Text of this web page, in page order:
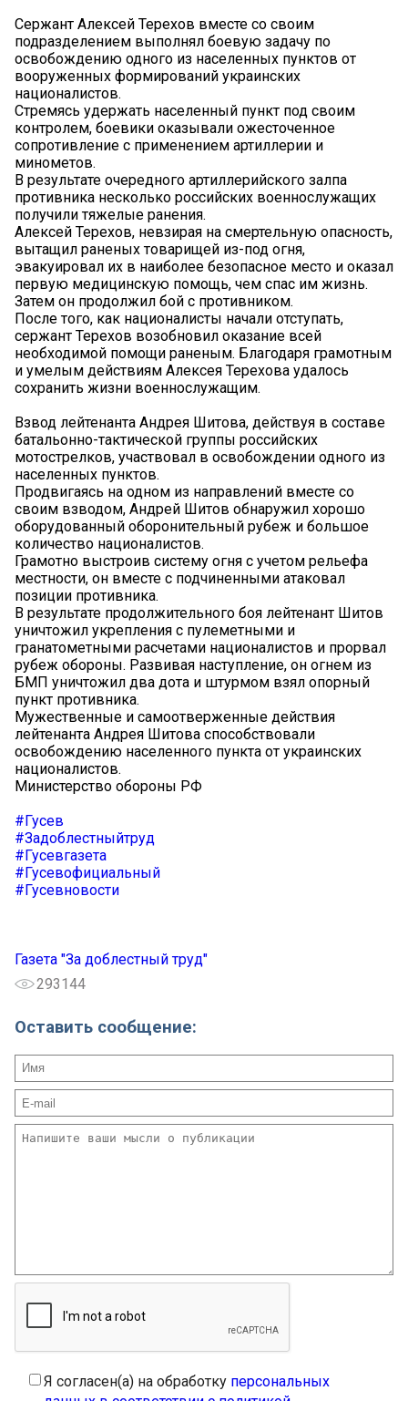
Сержант Алексей Терехов вместе со своим
подразделением выполнял боевую задачу по
освобождению одного из населенных пунктов от
вооруженных формирований украинских
националистов.
Стремясь удержать населенный пункт под своим
контролем, боевики оказывали ожесточенное
сопротивление с применением артиллерии и
минометов.
В результате очередного артиллерийского залпа
противника несколько российских военнослужащих
получили тяжелые ранения.
Алексей Терехов, невзирая на смертельную опасность,
вытащил раненых товарищей из-под огня,
эвакуировал их в наиболее безопасное место и оказал
первую медицинскую помощь, чем спас им жизнь.
Затем он продолжил бой с противником.
После того, как националисты начали отступать,
сержант Терехов возобновил оказание всей
необходимой помощи раненым. Благодаря грамотным
и умелым действиям Алексея Терехова удалось
сохранить жизни военнослужащим.
Взвод лейтенанта Андрея Шитова, действуя в составе
батальонно-тактической группы российских
мотострелков, участвовал в освобождении одного из
населенных пунктов.
Продвигаясь на одном из направлений вместе со
своим взводом, Андрей Шитов обнаружил хорошо
оборудованный оборонительный рубеж и большое
количество националистов.
Грамотно выстроив систему огня с учетом рельефа
местности, он вместе с подчиненными атаковал
позиции противника.
В результате продолжительного боя лейтенант Шитов
уничтожил укрепления с пулеметными и
гранатометными расчетами националистов и прорвал
рубеж обороны. Развивая наступление, он огнем из
БМП уничтожил два дота и штурмом взял опорный
пункт противника.
Мужественные и самоотверженные действия
лейтенанта Андрея Шитова способствовали
освобождению населенного пункта от украинских
националистов.
Министерство обороны РФ
#Гусев
#Задоблестныйтруд
#Гусевгазета
#Гусевофициальный
#Гусевновости
Газета "За доблестный труд"
293144
Оставить сообщение:
Я согласен(а) на обработку персональных